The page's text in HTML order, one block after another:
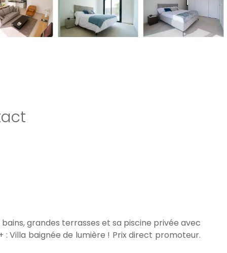
bains, grandes terrasses et sa piscine privée avec
: Villa baignée de lumière ! Prix direct promoteur.